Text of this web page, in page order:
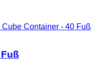
Cube Container - 40 Fuß